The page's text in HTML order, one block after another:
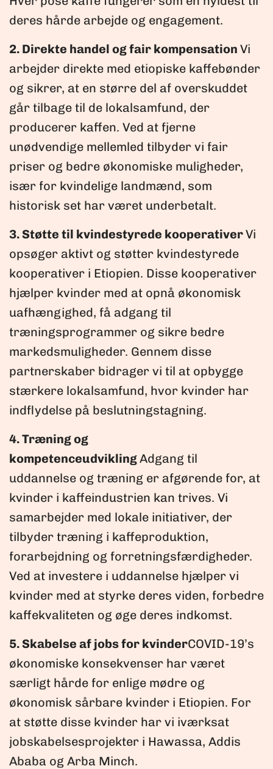
deres hårde arbejde og engagement.
2. Direkte handel og fair kompensation Vi
arbejder direkte med etiopiske kaffebønder
og sikrer, at en større del af overskuddet
går tilbage til de lokalsamfund, der
producerer kaffen. Ved at fjerne
unødvendige mellemled tilbyder vi fair
priser og bedre økonomiske muligheder,
især for kvindelige landmænd, som
historisk set har været underbetalt.
3. Støtte til kvindestyrede kooperativerVi
opsøger aktivt og støtter kvindestyrede
kooperativer i Etiopien. Disse kooperativer
hjælper kvinder med at opnå økonomisk
uafhængighed, få adgang til
træningsprogrammer og sikre bedre
markedsmuligheder. Gennem disse
partnerskaber bidrager vi til at opbygge
stærkere lokalsamfund, hvor kvinder har
indflydelse på beslutningstagning.
4. Træning og
kompetenceudviklingAdgang til
uddannelse og træning er afgørende for, at
kvinder i kaffeindustrien kan trives. Vi
samarbejder med lokale initiativer, der
tilbyder træning i kaffeproduktion,
forarbejdning og forretningsfærdigheder.
Ved at investere i uddannelse hjælper vi
kvinder med at styrke deres viden, forbedre
kaffekvaliteten og øge deres indkomst.
5. Skabelse af jobs for kvinderCOVID-19’s
økonomiske konsekvenser har været
særligt hårde for enlige mødre og
økonomisk sårbare kvinder i Etiopien. For
at støtte disse kvinder har vi iværksat
jobskabelsesprojekter i Hawassa, Addis
Ababa og Arba Minch.